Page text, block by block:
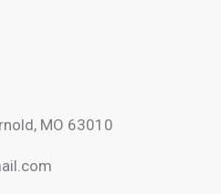
MO 63010